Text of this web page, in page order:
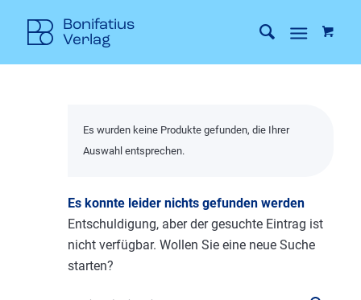
Es wurden keine Produkte gefunden, die Ihrer
Auswahl entsprechen.
Es konnte leider nichts gefunden werden
Entschuldigung, aber der gesuchte Eintrag ist
nicht verfügbar. Wollen Sie eine neue Suche
starten?